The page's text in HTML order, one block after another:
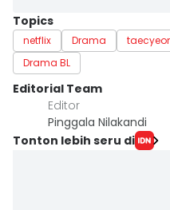
Topics
netflix Drama
Drama BL
Editorial Team
Editor
Pinggala Nilakandi
Tonton lebih seru di